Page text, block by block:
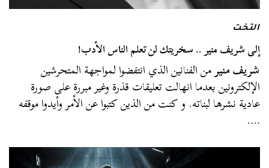
التخت
إلى شريف منير .. سخريتك لن تعلم الناس الأدب!
شريف منيرمن الفنانين الذي انتفضوا لمواجهة المتحرشين
الإلكترونين بعدما انهالت تعليقات قذرة وغير مبررة على صورة
عادية نشرها لبناته. و كنت من الذين كتبوا عن الأمر وأيدوا موقفه
….